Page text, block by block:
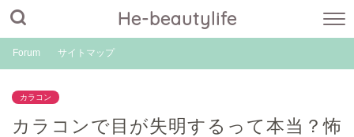
He-beautylife
Forum サイトマップ
カラコン
カラコンで目が失明するって本当？怖